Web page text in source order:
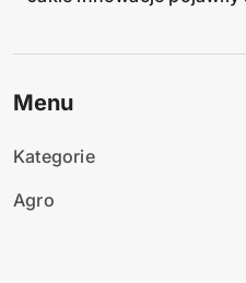
Menu
Kategorie
Agro